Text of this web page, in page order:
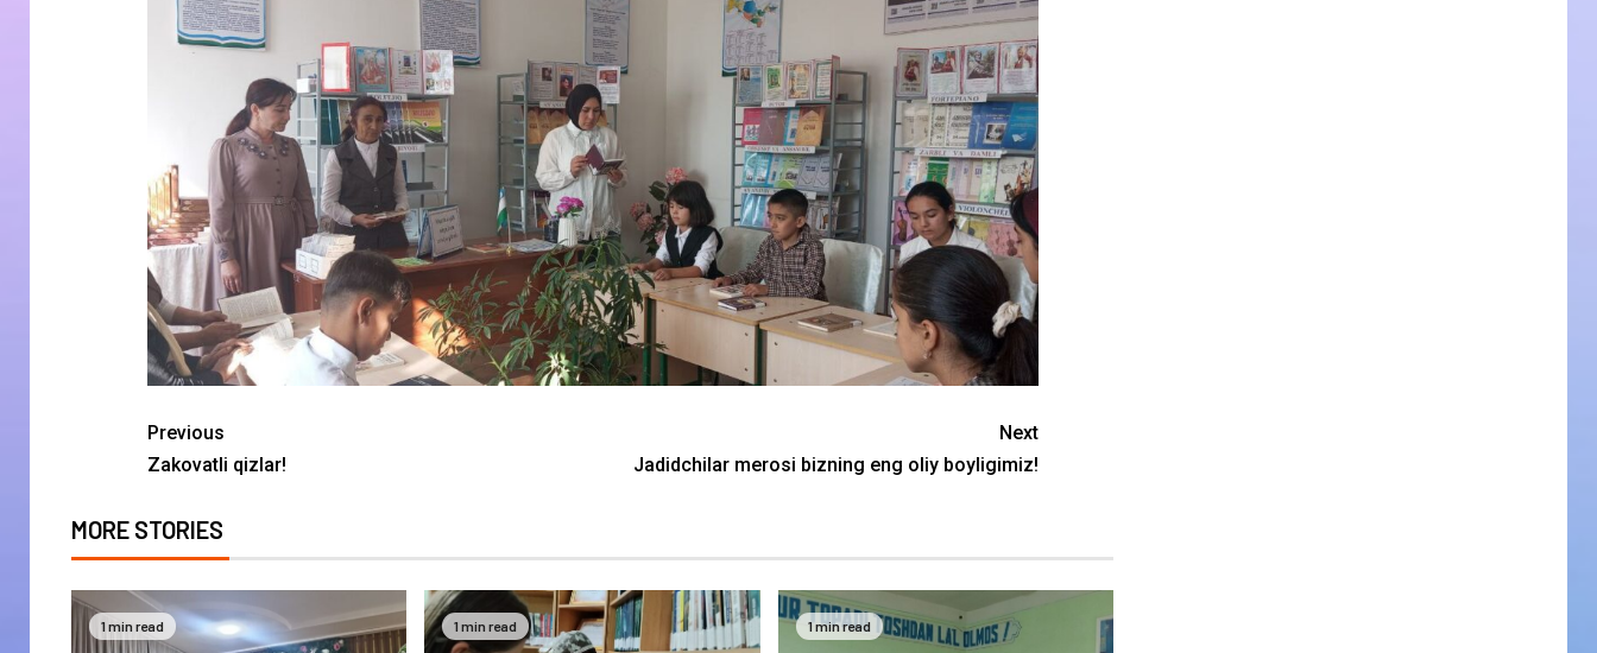
Previous
Zakovatli qizlar!
Next
Jadidchilar merosi bizning eng oliy boyligimiz!
MORE STORIES
1 min read 1 min read 1 min read